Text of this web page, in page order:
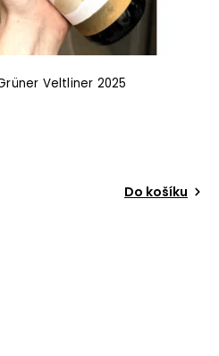
Veltliner 2025
Do košíku